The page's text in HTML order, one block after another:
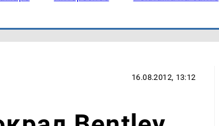
16.08.2012, 13:12